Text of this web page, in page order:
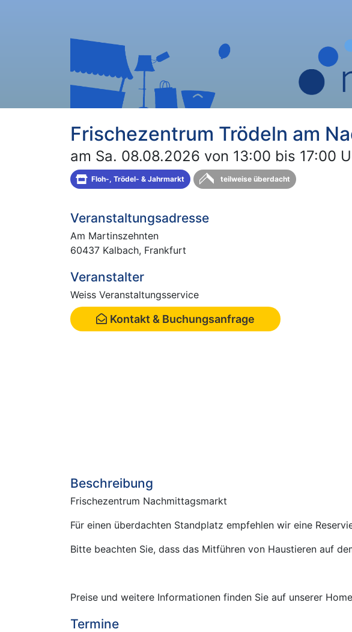
Frischezentrum Trödeln am
am Sa. 08.08.2026 von 13:00 bis 17:00
Floh-, Trödel- & Jahrmarkt teilweise überdacht
Veranstaltungsadresse
Am Martinszehnten
60437 Kalbach, Frankfurt
Veranstalter
Weiss Veranstaltungsservice
Kontakt & Buchungsanfrage
Beschreibung
Frischezentrum Nachmittagsmarkt
Für einen überdachten Standplatz empfehlen wir eine
Bitte beachten Sie, dass das Mitführen von Haustieren auf
Preise und weitere Informationen finden Sie auf unserer
Termine